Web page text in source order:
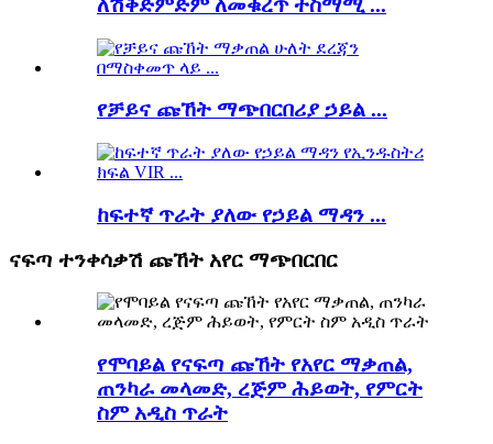
ለሽቅድምድም ለመቁረጥ ተስማሚ ...
የቻይና ጩኸት ማጭበርበሪያ ኃይል ...
ከፍተኛ ጥራት ያለው የኃይል ማዳን ...
ናፍጣ ተንቀሳቃሽ ጩኸት አየር ማጭበርበር
የሞባይል የናፍጣ ጩኸት የአየር ማቃጠል,
ጠንካራ መላመድ, ረጅም ሕይወት, የምርት
ስም አዲስ ጥራት